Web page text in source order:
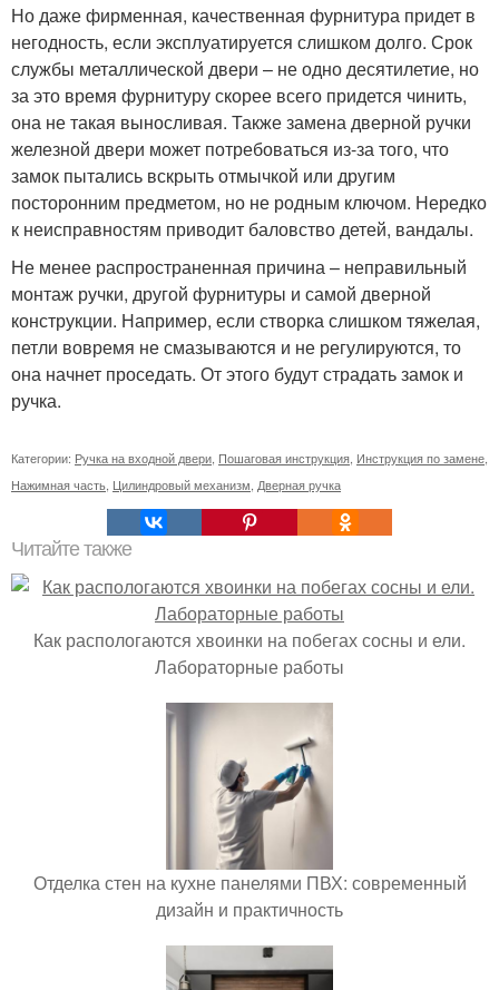
Но даже фирменная, качественная фурнитура придет в
негодность, если эксплуатируется слишком долго. Срок
службы металлической двери – не одно десятилетие, но
за это время фурнитуру скорее всего придется чинить,
она не такая выносливая. Также замена дверной ручки
железной двери может потребоваться из-за того, что
замок пытались вскрыть отмычкой или другим
посторонним предметом, но не родным ключом. Нередко
к неисправностям приводит баловство детей, вандалы.
Не менее распространенная причина – неправильный
монтаж ручки, другой фурнитуры и самой дверной
конструкции. Например, если створка слишком тяжелая,
петли вовремя не смазываются и не регулируются, то
она начнет проседать. От этого будут страдать замок и
ручка.
Категории: Ручка на входной двери Пошаговая инструкция Инструкция по замене
Нажимная часть Цилиндровый механизм Дверная ручка
Читайте также
Как распологаются хвоинки на побегах сосны и ели.
Лабораторные работы
Отделка стен на кухне панелями ПВХ: современный
дизайн и практичность